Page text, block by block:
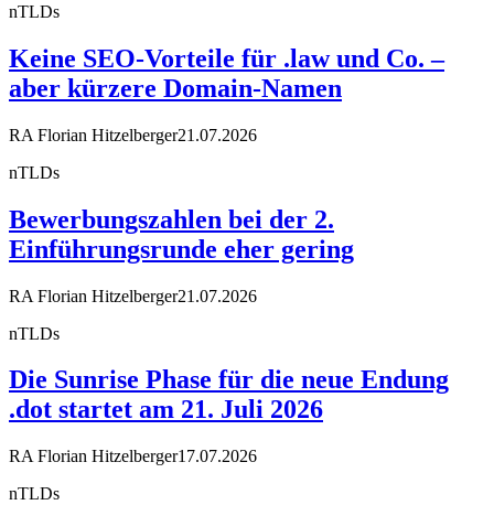
nTLDs
Keine SEO-Vorteile für .law und Co. –
aber kürzere Domain-Namen
RA Florian Hitzelberger21.07.2026
nTLDs
Bewerbungszahlen bei der 2.
Einführungsrunde eher gering
RA Florian Hitzelberger21.07.2026
nTLDs
Die Sunrise Phase für die neue Endung
.dot startet am 21. Juli 2026
RA Florian Hitzelberger17.07.2026
nTLDs